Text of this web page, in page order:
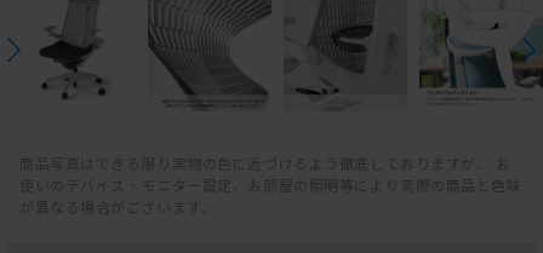
商品写真はできる限り実物の色に近づけるよう徹底しておりますが、 お
使いのデバイス・モニター設定、お部屋の照明等により実際の商品と色味
が異なる場合がございます。